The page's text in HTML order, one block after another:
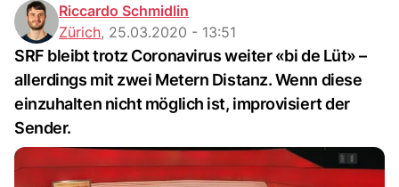
Riccardo Schmidlin
Zürich, 25.03.2020 - 13:51
SRF bleibt trotz Coronavirus weiter «bi de Lüt» –
allerdings mit zwei Metern Distanz. Wenn diese
einzuhalten nicht möglich ist, improvisiert der
Sender.